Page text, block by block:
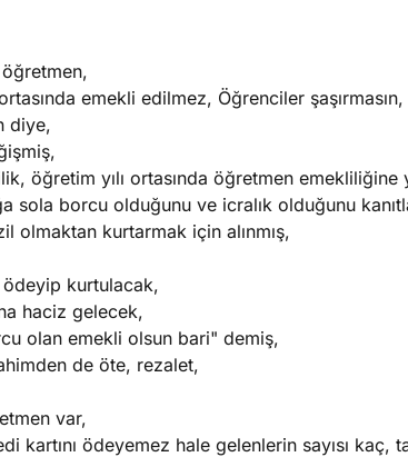
emekli edilmez, Öğrenciler
diye,
öğretim yılı ortasında öğretmen emekliliğine
sola borcu olduğunu ve icralık olduğunu
olmaktan kurtarmak için alınmış,
ödeyip kurtulacak,
haciz gelecek,
olan emekli olsun bari" demiş,
de öte, rezalet,
var,
kartını ödeyemez hale gelenlerin sayısı kaç,